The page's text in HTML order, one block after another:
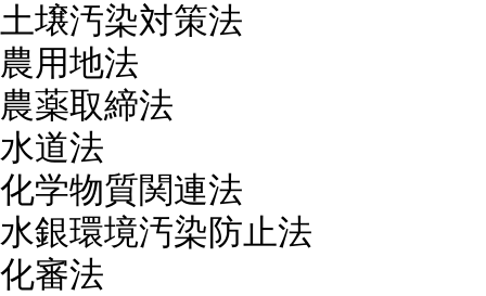
土壌汚染対策法
農用地法
農薬取締法
水道法
化学物質関連法
水銀環境汚染防止法
化審法